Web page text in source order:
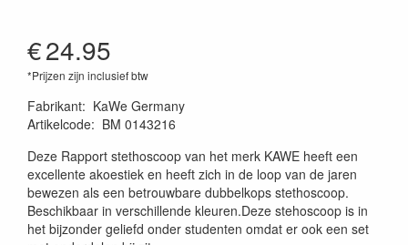
€24.95
*Prijzen zijn inclusief btw
Fabrikant: KaWe Germany
Artikelcode: BM 0143216
Deze Rapport stethoscoop van het merk KAWE heeft een
excellente akoestiek en heeft zich in de loop van de jaren
bewezen als een betrouwbare dubbelkops stethoscoop.
Beschikbaar in verschillende kleuren.Deze stehoscoop is in
het bijzonder geliefd onder studenten omdat er ook een set